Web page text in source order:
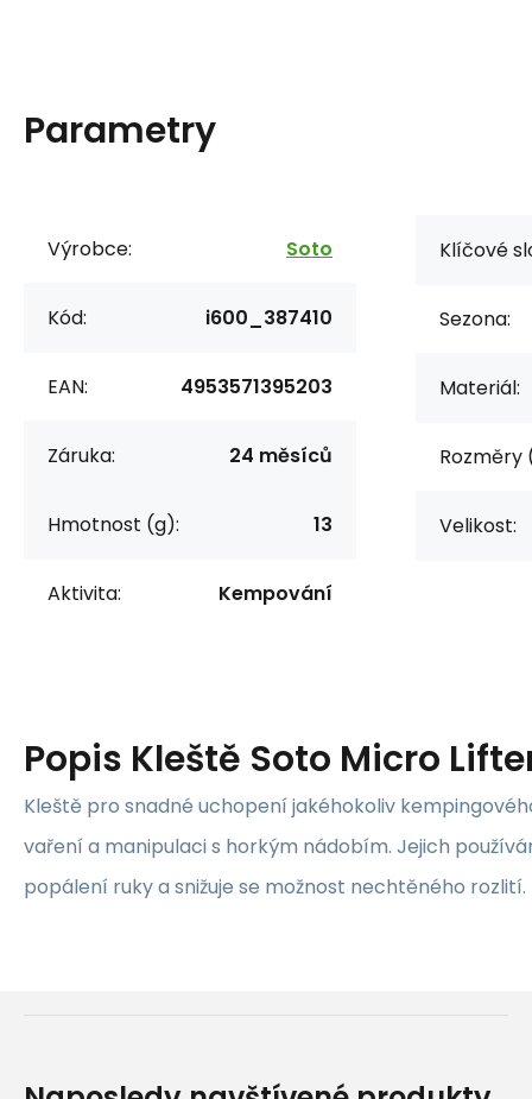
Parametry
Výrobce: Soto
Kód: i600_387410
EAN: 4953571395203
Záruka: 24 měsíců
Hmotnost (g): 13
Aktivita: Kempování
Klíčové
Sezona:
Materiál:
Rozměry
Velikost:
Popis Kleště Soto Micro
Kleště pro snadné uchopení jakéhokoliv
vaření a manipulaci s horkým nádobím. Jejich
popálení ruky a snižuje se možnost nechtěného rozlití.